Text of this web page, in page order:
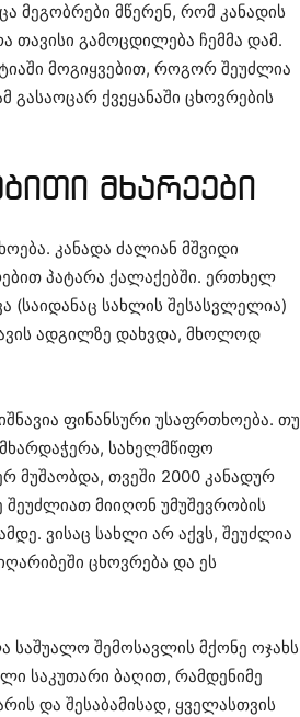
მეგობრები მწერენ, რომ კანადის
თავისი გამოცდილება ჩემმა დამ.
მოგიყვებით, როგორ შეუძლია
ქვეყანაში ცხოვრების
მხარეები
კანადა ძალიან მშვიდი
პატარა ქალაქებში. ერთხელ
(საიდანაც სახლის შესასვლელია)
ადგილზე დახვდა, მხოლოდ
ფინანსური უსაფრთხოება. თუ
სახელმწიფო
მუშაობდა, თვეში 2000 კანადურ
მიიღონ უმუშევრობის
ვისაც სახლი არ აქვს, შეუძლია
ცხოვრება და ეს
შემოსავლის მქონე ოჯახს
საკუთარი ბაღით, რამდენიმე
და შესაბამისად, ყველასთვის